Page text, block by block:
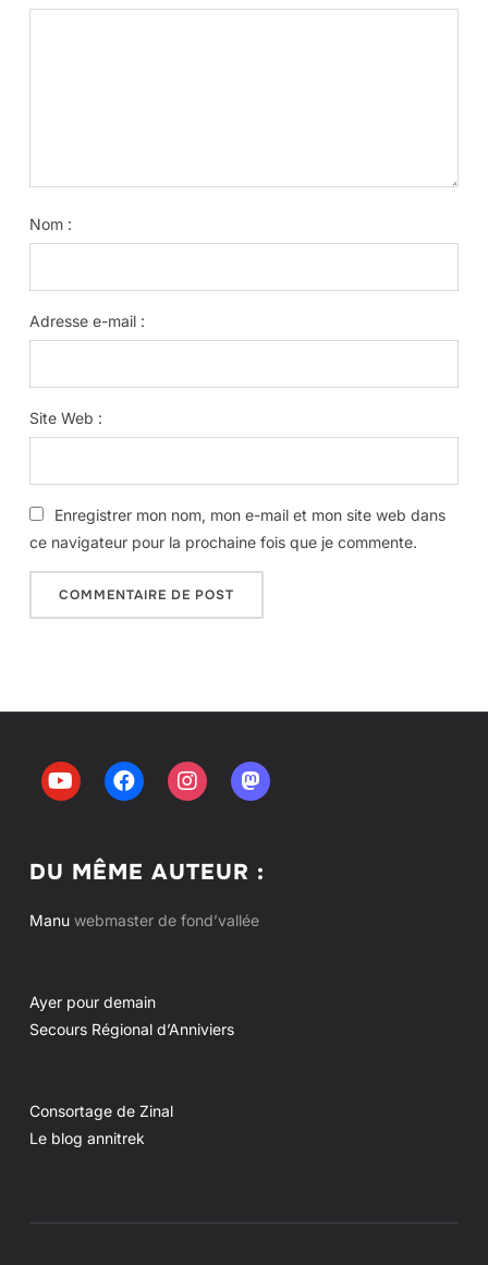
Nom :
Adresse e-mail :
Site Web :
Enregistrer mon nom, mon e-mail et mon site web dans
ce navigateur pour la prochaine fois que je commente.
DU MÊME AUTEUR :
Manuwebmaster de fond’vallée
Ayer pour demain
Secours Régional d’Anniviers
Consortage de Zinal
Le blog annitrek